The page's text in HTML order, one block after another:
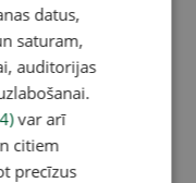
datus,
saturam,
auditorijas
var arī
citiem
precīzus